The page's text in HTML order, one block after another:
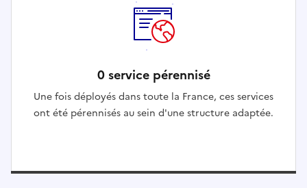
0 service pérennisé
Une fois déployés dans toute la France, ces services
ont été pérennisés au sein d'une structure adaptée.